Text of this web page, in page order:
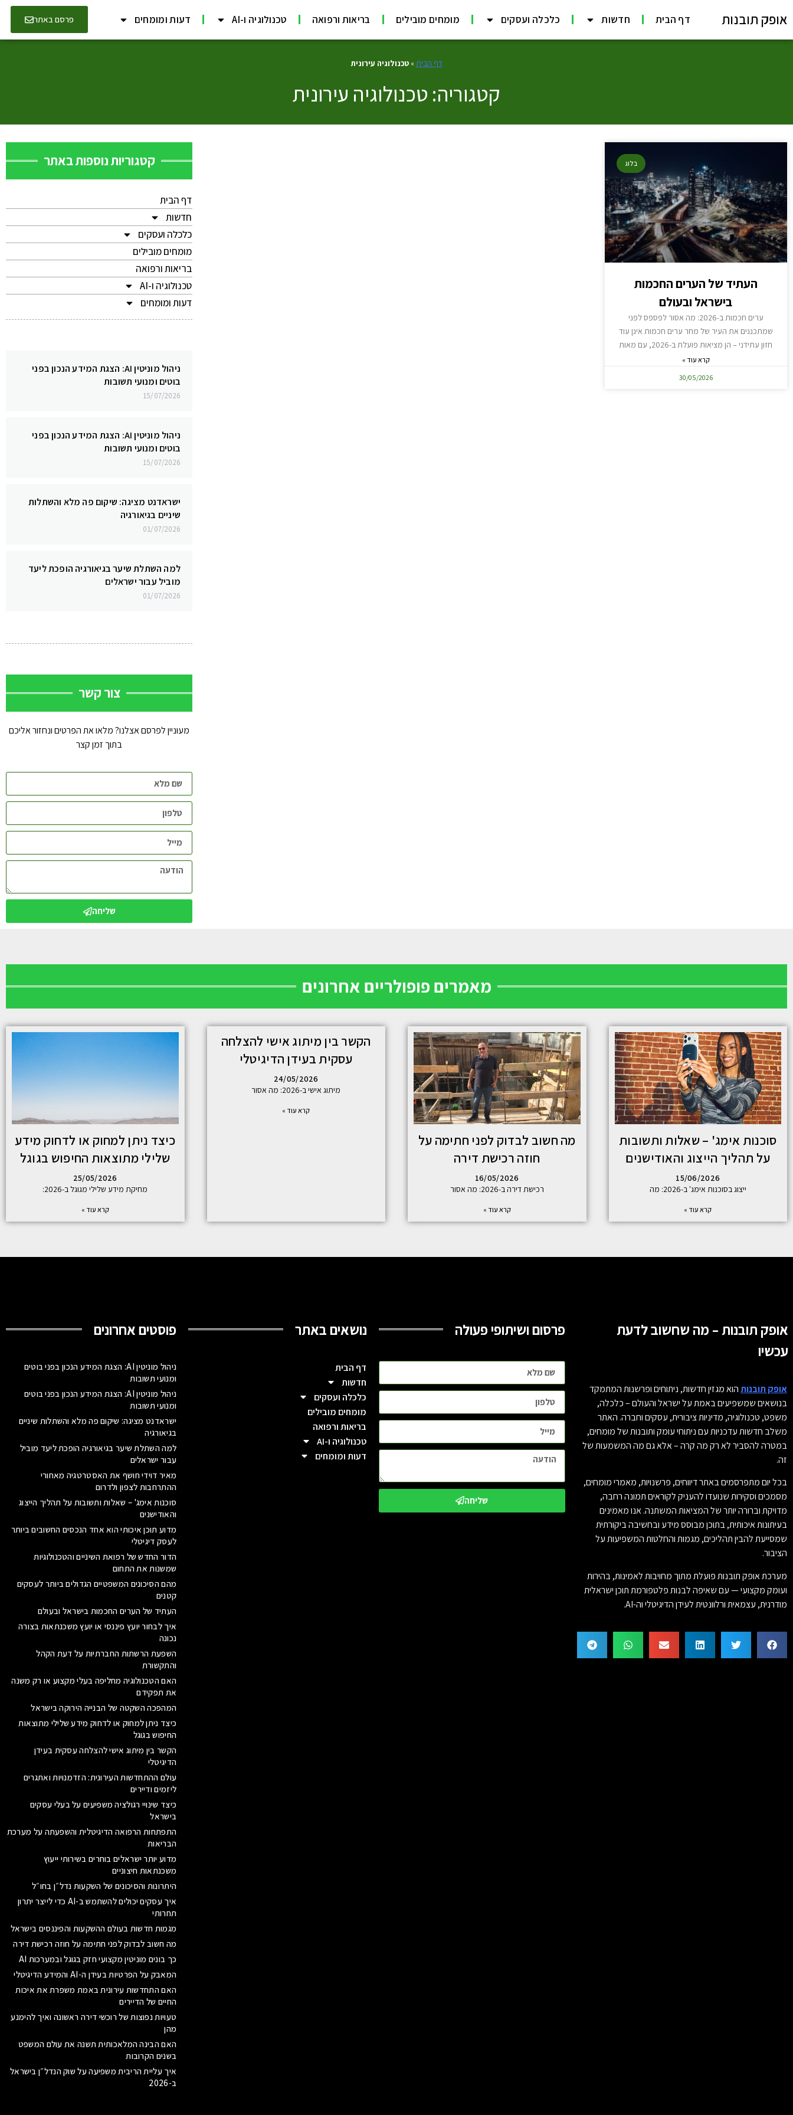
אופק תובנות דף הבית חדשות כלכלה ועסקים מומחים מובילים בריאות ורפואה טכנולוגיה ו-AI דעות ומומחים פרסם באתר
דף הבית»טכנולוגיה עירונית
קטגוריה: טכנולוגיה עירונית
בלוג
העתיד של הערים החכמות
בישראל ובעולם
ערים חכמות ב-2026: מה אסור לפספס לפני
שמתכננים את העיר של מחר ערים חכמות אינן עוד
חזון עתידני – הן מציאות פועלת ב-2026, עם מאות
קרא עוד »
30/05/2026
קטגוריות נוספות באתר
דף הבית
חדשות
כלכלה ועסקים
מומחים מובילים
בריאות ורפואה
טכנולוגיה ו-AI
דעות ומומחים
ניהול מוניטין AI: הצגת המידע הנכון בפני
בוטים ומנועי תשובות
15/07/2026
ניהול מוניטין AI: הצגת המידע הנכון בפני
בוטים ומנועי תשובות
15/07/2026
ישראדנט מציגה: שיקום פה מלא והשתלות
שיניים בגיאורגיה
01/07/2026
למה השתלת שיער בגיאורגיה הופכת ליעד
מוביל עבור ישראלים
01/07/2026
צור קשר
מעוניין לפרסם אצלנו? מלאו את הפרטים ונחזור אליכם
בתוך זמן קצר
שליחה
מאמרים פופולריים אחרונים
סוכנות אימג' – שאלות ותשובות
על תהליך הייצוג והאודישנים
15/06/2026
ייצוג בסוכנות אימג' ב-2026: מה
קרא עוד »
מה חשוב לבדוק לפני חתימה על
חוזה רכישת דירה
16/05/2026
רכישת דירה ב-2026: מה אסור
קרא עוד »
הקשר בין מיתוג אישי להצלחה
עסקית בעידן הדיגיטלי
24/05/2026
מיתוג אישי ב-2026: מה אסור
קרא עוד »
כיצד ניתן למחוק או לדחוק מידע
שלילי מתוצאות החיפוש בגוגל
25/05/2026
מחיקת מידע שלילי מגוגל ב-2026:
קרא עוד »
אופק תובנות – מה שחשוב לדעת
עכשיו
אופק תובנותהוא מגזין חדשות, ניתוחים ופרשנות המתמקד
בנושאים שמשפיעים באמת על ישראל והעולם – כלכלה,
משפט, טכנולוגיה, מדיניות ציבורית, עסקים וחברה. האתר
משלב חדשות עדכניות עם ניתוחי עומק ותובנות של מומחים,
במטרה להסביר לא רק מה קרה – אלא גם מה המשמעות של
זה.
בכל יום מתפרסמים באתר דיווחים, פרשנויות, מאמרי מומחים,
מסמכים וסקירות שנועדו להעניק לקוראים תמונה רחבה,
מדויקת וברורה יותר של המציאות המשתנה. אנו מאמינים
בעיתונות איכותית, בתוכן מבוסס מידע ובחשיבה ביקורתית
שמסייעת להבין תהליכים, מגמות והחלטות המשפיעות על
הציבור.
מערכת אופק תובנות פועלת מתוך מחויבות לאמינות, בהירות
ועומק מקצועי — עם שאיפה לבנות פלטפורמת תוכן ישראלית
מודרנית, עצמאית ורלוונטית לעידן הדיגיטלי וה-AI.
פרסום ושיתופי פעולה
שליחה
נושאים באתר
דף הבית
חדשות
כלכלה ועסקים
מומחים מובילים
בריאות ורפואה
טכנולוגיה ו-AI
דעות ומומחים
פוסטים אחרונים
ניהול מוניטין AI: הצגת המידע הנכון בפני בוטים
ומנועי תשובות
ניהול מוניטין AI: הצגת המידע הנכון בפני בוטים
ומנועי תשובות
ישראדנט מציגה: שיקום פה מלא והשתלות שיניים
בגיאורגיה
למה השתלת שיער בגיאורגיה הופכת ליעד מוביל
עבור ישראלים
מאיר דוידי חושף את האסטרטגיה מאחורי
ההתרחבות לצפון ולדרום
סוכנות אימג' – שאלות ותשובות על תהליך הייצוג
והאודישנים
מדוע תוכן איכותי הוא אחד הנכסים החשובים ביותר
לעסק דיגיטלי
הדור החדש של רפואת השיניים והטכנולוגיות
שמשנות את התחום
מהם הסיכונים המשפטיים הגדולים ביותר לעסקים
קטנים
העתיד של הערים החכמות בישראל ובעולם
איך לבחור יועץ פיננסי או יועץ משכנתאות בצורה
נכונה
השפעת הרשתות החברתיות על דעת הקהל
והתקשורת
האם הטכנולוגיה מחליפה בעלי מקצוע או רק משנה
את תפקידם
המהפכה השקטה של הבנייה הירוקה בישראל
כיצד ניתן למחוק או לדחוק מידע שלילי מתוצאות
החיפוש בגוגל
הקשר בין מיתוג אישי להצלחה עסקית בעידן
הדיגיטלי
עולם ההתחדשות העירונית: הזדמנויות ואתגרים
ליזמים ודיירים
כיצד שינויי רגולציה משפיעים על בעלי עסקים
בישראל
התפתחות הרפואה הדיגיטלית והשפעתה על מערכת
הבריאות
מדוע יותר ישראלים בוחרים בשירותי ייעוץ
משכנתאות חיצוניים
היתרונות והסיכונים של השקעות נדל״ן בחו״ל
איך עסקים יכולים להשתמש ב-AI כדי לייצר יתרון
תחרותי
מגמות חדשות בעולם ההשקעות והפיננסים בישראל
מה חשוב לבדוק לפני חתימה על חוזה רכישת דירה
כך בונים מוניטין מקצועי חזק בגוגל ובמערכות AI
המאבק על הפרטיות בעידן ה-AI והמידע הדיגיטלי
האם התחדשות עירונית באמת משפרת את איכות
החיים של הדיירים
טעויות נפוצות של רוכשי דירה ראשונה ואיך להימנע
מהן
האם הבינה המלאכותית תשנה את עולם המשפט
בשנים הקרובות
איך עליית הריבית משפיעה על שוק הנדל״ן בישראל
ב-2026